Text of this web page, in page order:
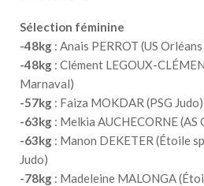
Sélection féminine
-48kg : Anais PERROT (US
-48kg : Clément LEGOUX-
Marnaval)
-57kg : Faiza MOKDAR (PSG Judo)
-63kg : Melkia AUCHECORNE (AS
-63kg : Manon DEKETER (Étoile
Judo)
-78kg : Madeleine MALONGA